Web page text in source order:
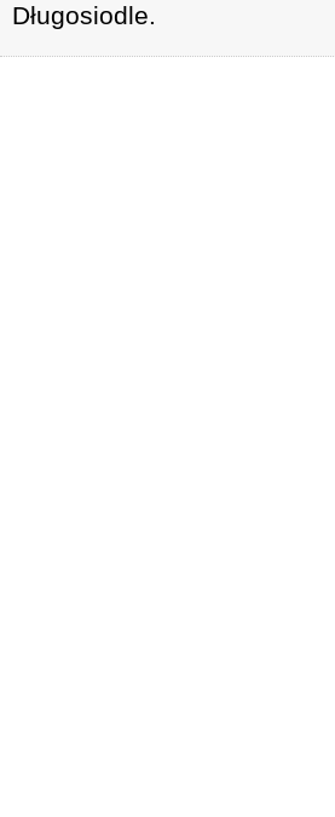
Długosiodle.